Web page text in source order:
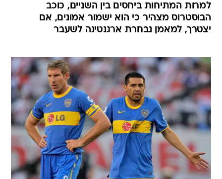
יצטרך, למאמן נבחרת ארגנטינה לשעבר
לא ישים מכשול למראדונה, אם זה יגיע. חואן רומן ריקלמה AP